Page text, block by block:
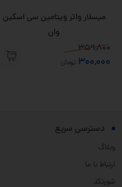
میسلار واتر ویتامین سی اسکین
وان
359,800
300,000 تومان
دسترسی سریع
وبلاگ
ارتباط با ما
شورتکد